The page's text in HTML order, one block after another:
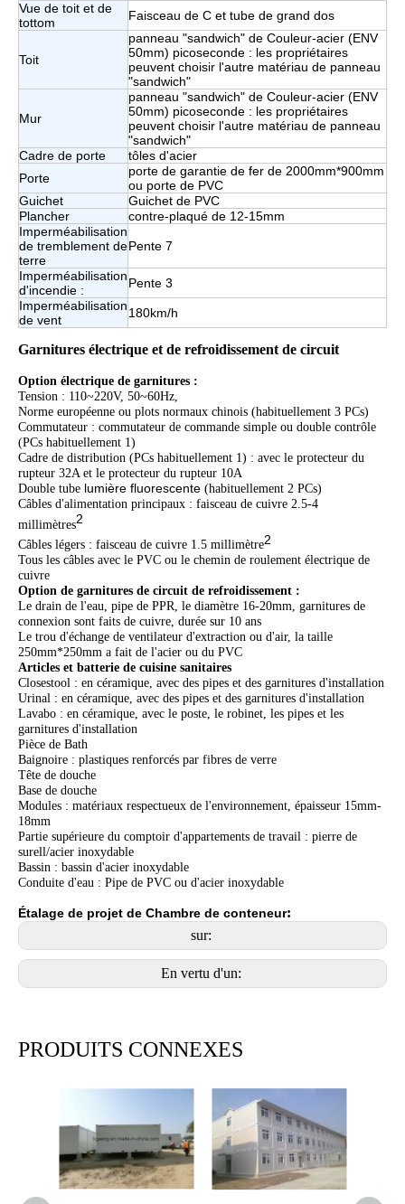
Vue de toit et de
tottom
Faisceau de C et tube de grand dos
Toit
panneau "sandwich" de Couleur-acier (ENV
50mm) picoseconde : les propriétaires
peuvent choisir l'autre matériau de panneau
"sandwich"
Mur
panneau "sandwich" de Couleur-acier (ENV
50mm) picoseconde : les propriétaires
peuvent choisir l'autre matériau de panneau
"sandwich"
Cadre de porte
tôles d'acier
Porte
porte de garantie de fer de 2000mm*900mm
ou porte de PVC
Guichet
Guichet de PVC
Plancher
contre-plaqué de 12-15mm
Imperméabilisation
de tremblement de
terre
Pente 7
Imperméabilisation
d'incendie :
Pente 3
Imperméabilisation
de vent
180km/h
Garnitures électrique et de refroidissement de circuit
Option électrique de garnitures :
Tension : 110~220V, 50~60Hz,
Norme européenne ou plots normaux chinois (habituellement 3 PCs)
Commutateur : commutateur de commande simple ou double contrôle
(PCs habituellement 1)
Cadre de distribution (PCs habituellement 1) : avec le protecteur du
rupteur 32A et le protecteur du rupteur 10A
Double tube lumière fluorescente (habituellement 2 PCs)
Câbles d'alimentation principaux : faisceau de cuivre 2.5-4
millimètres2
Câbles légers : faisceau de cuivre 1.5 millimètre2
Tous les câbles avec le PVC ou le chemin de roulement électrique de
cuivre
Option de garnitures de circuit de refroidissement :
Le drain de l'eau, pipe de PPR, le diamètre 16-20mm, garnitures de
connexion sont faits de cuivre, durée sur 10 ans
Le trou d'échange de ventilateur d'extraction ou d'air, la taille
250mm*250mm a fait de l'acier ou du PVC
Articles et batterie de cuisine sanitaires
Closestool : en céramique, avec des pipes et des garnitures d'installation
Urinal : en céramique, avec des pipes et des garnitures d'installation
Lavabo : en céramique, avec le poste, le robinet, les pipes et les
garnitures d'installation
Pièce de Bath
Baignoire : plastiques renforcés par fibres de verre
Tête de douche
Base de douche
Modules : matériaux respectueux de l'environnement, épaisseur 15mm-
18mm
Partie supérieure du comptoir d'appartements de travail : pierre de
surell/acier inoxydable
Bassin : bassin d'acier inoxydable
Conduite d'eau : Pipe de PVC ou d'acier inoxydable
Étalage de projet de Chambre de conteneur:
sur:
En vertu d'un:
PRODUITS CONNEXES